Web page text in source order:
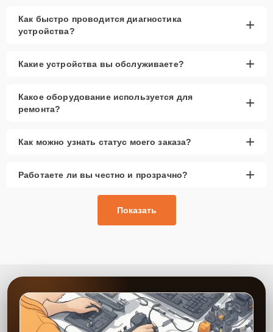
Как быстро проводится диагностика
устройства?
+
Какие устройства вы обслуживаете? +
Какое оборудование используется для
ремонта?
+
Как можно узнать статус моего заказа? +
Работаете ли вы честно и прозрачно? +
Показать